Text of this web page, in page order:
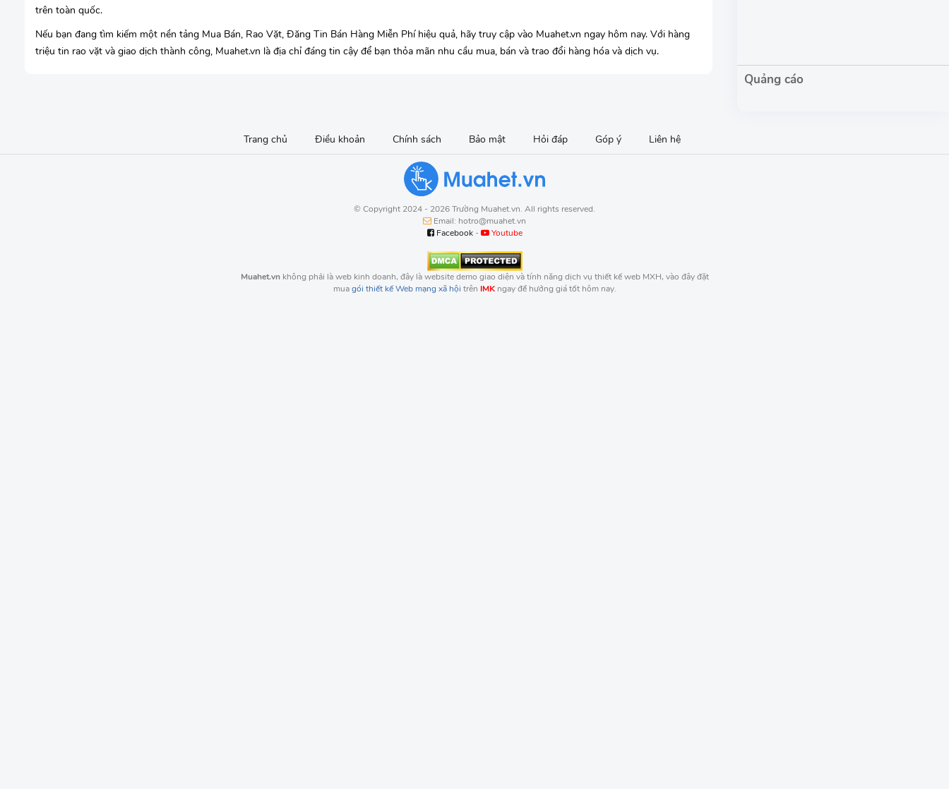
trên toàn quốc.
Nếu bạn đang tìm kiếm một nền tảng Mua Bán, Rao Vặt, Đăng Tin Bán Hàng Miễn Phí hiệu quả, hãy truy cập vào Muahet.vn ngay hôm nay. Với hàng
triệu tin rao vặt và giao dịch thành công, Muahet.vn là địa chỉ đáng tin cậy để bạn thỏa mãn nhu cầu mua, bán và trao đổi hàng hóa và dịch vụ.
Trang chủ Điều khoản Chính sách Bảo mật Hỏi đáp Góp ý Liên hệ
© Copyright 2024 - 2026 Trường Muahet.vn. All rights reserved.
Email: hotro@muahet.vn
Facebook- Youtube
Muahet.vnkhông phải là web kinh doanh, đây là website demo giao diện và tính năng dịch vụ thiết kế web MXH, vào đây đặt
muagói thiết kế Web mạng xã hội trên IMKngay để hưởng giá tốt hôm nay.